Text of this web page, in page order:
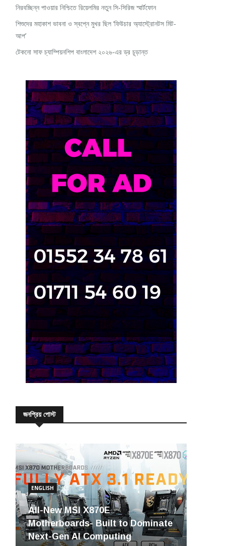
নিরবচ্ছিন্ন পাওয়ার নিশ্চিতে রিয়েলমির নতুন সি-সিরিজ স্মার্টফোন
শিশুদের মহাকাশ ভাবনা ও স্বপ্নে মুখর ছিল ‘ফিউচার অ্যাস্ট্রোনটস মিট-
আপ’
টেকনো সাফ চ্যাম্পিয়নশিপ বাংলাদেশ ২০২৬-এর ড্র চূড়ান্ত
জনপ্রিয় পোস্ট
ENGLISH
All-New MSI X870E
Motherboards- Built to Dominate
Next-Gen AI Computing